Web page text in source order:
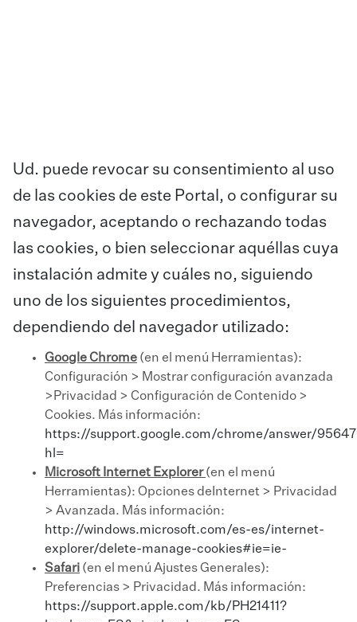
Ud. puede revocar su consentimiento al uso
de las cookies de este Portal, o configurar su
navegador, aceptando o rechazando todas
las cookies, o bien seleccionar aquéllas cuya
instalación admite y cuáles no, siguiendo
uno de los siguientes procedimientos,
dependiendo del navegador utilizado:
Google Chrome (en el menú Herramientas):
Configuración > Mostrar configuración avanzada
>Privacidad > Configuración de Contenido >
Cookies. Más información:
https://support.google.com/chrome/answer/
hl=
Microsoft Internet Explorer(en el menú
Herramientas): Opciones deInternet > Privacidad
> Avanzada. Más información:
http://windows.microsoft.com/es-es/internet-
explorer/delete-manage-cookies#ie=ie-
Safari (en el menú Ajustes Generales):
Preferencias > Privacidad. Más información:
https://support.apple.com/kb/PH21411?